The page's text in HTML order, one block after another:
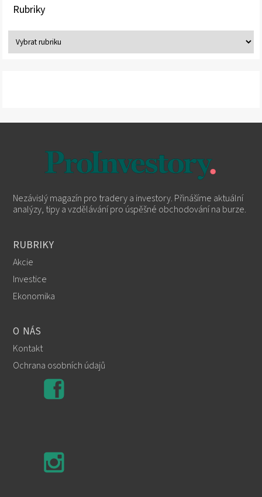
Rubriky
Nezávislý magazín pro tradery a investory. Přinášíme aktuální
analýzy, tipy a vzdělávání pro úspěšné obchodování na burze.
RUBRIKY
Akcie
Investice
Ekonomika
O NÁS
Kontakt
Ochrana osobních údajů